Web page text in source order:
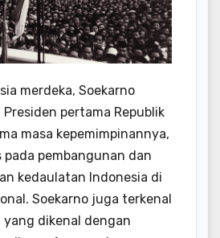
merdeka, Soekarno
pertama Republik
masa kepemimpinannya,
pada pembangunan dan
kedaulatan Indonesia di
Soekarno juga terkenal
dikenal dengan